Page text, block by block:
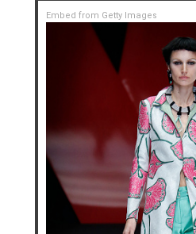
Embed from Getty Images